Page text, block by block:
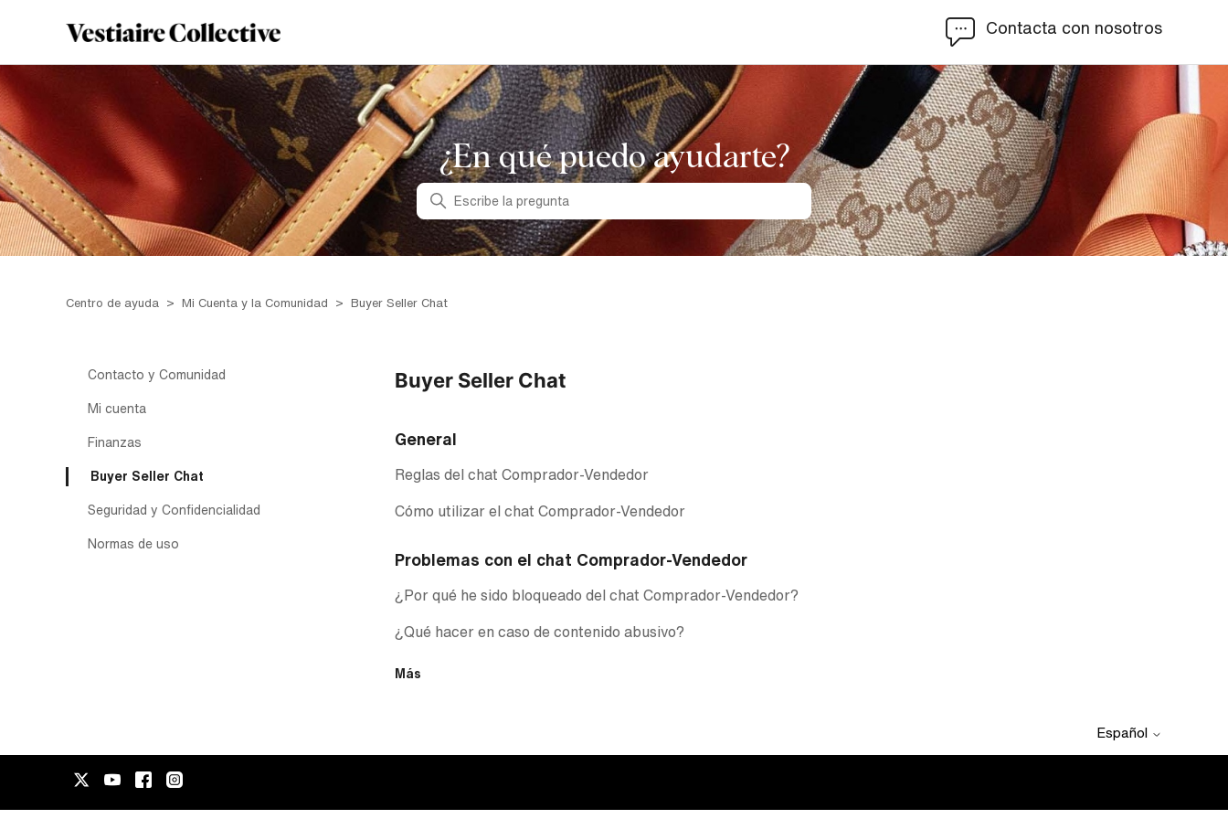
Contacta con nosotros
¿En qué puedo ayudarte?
Búsqueda
Centro de ayuda Mi Cuenta y la Comunidad Buyer Seller Chat
Contacto y Comunidad
Mi cuenta
Finanzas
Buyer Seller Chat
Seguridad y Confidencialidad
Normas de uso
General
Reglas del chat Comprador-Vendedor
Cómo utilizar el chat Comprador-Vendedor
Problemas con el chat Comprador-Vendedor
¿Por qué he sido bloqueado del chat Comprador-Vendedor?
¿Qué hacer en caso de contenido abusivo?
Más
Buyer Seller Chat
Español